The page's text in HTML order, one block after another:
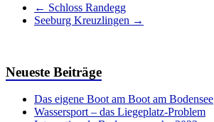
← Schloss Randegg
Seeburg Kreuzlingen →
Neueste Beiträge
Das eigene Boot am Boot am Bodensee
Wassersport – das Liegeplatz-Problem